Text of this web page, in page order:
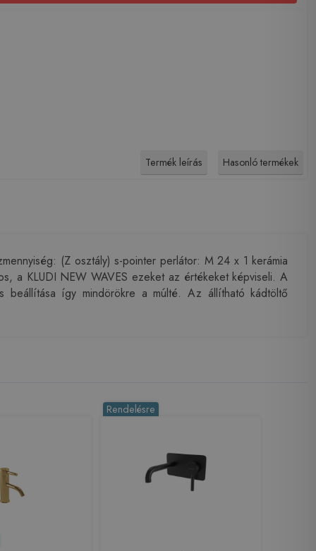
Termék leírás Hasonló termékek
(Z osztály) s-pointer perlátor: M 24 x 1 kerámia
a KLUDI NEW WAVES ezeket az értékeket képviseli. A
beállítása így mindörökre a múlté. Az állítható kádtöltő
Rendelésre